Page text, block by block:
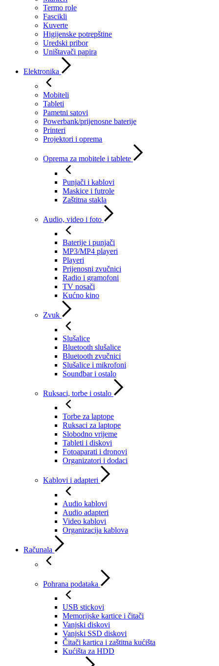
Termo role
Fascikli
Kuverte
Higijenske potrepštine
Uredski pribor
Uništavači papira
Elektronika
Mobiteli
Tableti
Pametni satovi
Powerbank/prijenosne baterije
Printeri
Projektori i oprema
Oprema za mobitele i tablete
Punjači i kablovi
Maskice i futrole
Zaštitna stakla
Audio, video i foto
Baterije i punjači
MP3/MP4 playeri
Playeri
Prijenosni zvučnici
Radio i gramofoni
TV nosači
Kućno kino
Zvuk
Slušalice
Bluetooth slušalice
Bluetooth zvučnici
Slušalice i mikrofoni
Soundbar i ostalo
Ruksaci, torbe i ostalo
Torbe za laptope
Ruksaci za laptope
Slobodno vrijeme
Tableti i diskovi
Fotoaparati i dronovi
Organizatori i dodaci
Kablovi i adapteri
Audio kablovi
Audio adapteri
Video kablovi
Organizacija kablova
Računala
Pohrana podataka
USB stickovi
Memorijske kartice i čitači
Vanjski diskovi
Vanjski SSD diskovi
Čitači kartica i zaštitna kućišta
Kućišta za HDD